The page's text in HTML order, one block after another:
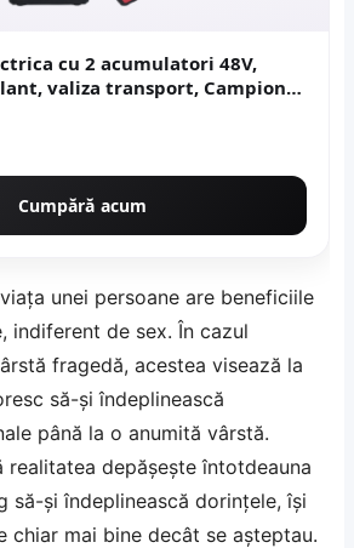
cu 2 acumulatori 48V,
valiza transport, Campion
Cumpără acum
unei persoane are beneficiile
indiferent de sex. În cazul
fragedă, acestea visează la
să-și îndeplinească
până la o anumită vârstă.
realitatea depășește întotdeauna
să-și îndeplinească dorințele, își
chiar mai bine decât se așteptau.